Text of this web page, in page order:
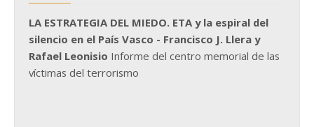
LA ESTRATEGIA DEL MIEDO. ETA y la espiral del
silencio en el País Vasco - Francisco J. Llera y
Rafael Leonisio Informe del centro memorial de las
víctimas del terrorismo